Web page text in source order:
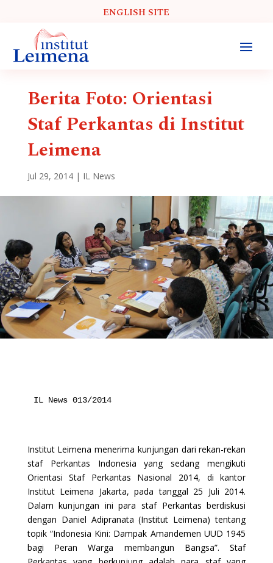
ENGLISH SITE
Berita Foto: Orientasi
Staf Perkantas di Institut
Leimena
Jul 29, 2014| IL News
IL News 013/2014
Institut Leimena menerima kunjungan dari rekan-rekan
staf Perkantas Indonesia yang sedang mengikuti
Orientasi Staf Perkantas Nasional 2014, di kantor
Institut Leimena Jakarta, pada tanggal 25 Juli 2014.
Dalam kunjungan ini para staf Perkantas berdiskusi
dengan Daniel Adipranata (Institut Leimena) tentang
topik “Indonesia Kini: Dampak Amandemen UUD 1945
bagi Peran Warga membangun Bangsa”. Staf